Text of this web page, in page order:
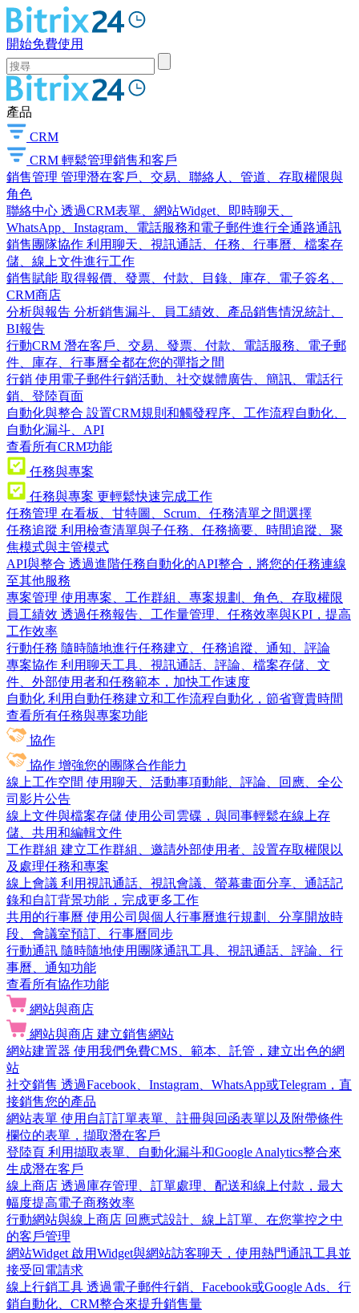
開始免費使用
產品
CRM
CRM 輕鬆管理銷售和客戶
銷售管理 管理潛在客戶、交易、聯絡人、管道、存取權限與
角色
聯絡中心 透過CRM表單、網站Widget、即時聊天、
WhatsApp、Instagram、電話服務和電子郵件進行全通路通訊
銷售團隊協作 利用聊天、視訊通話、任務、行事曆、檔案存
儲、線上文件進行工作
銷售賦能 取得報價、發票、付款、目錄、庫存、電子簽名、
CRM商店
分析與報告 分析銷售漏斗、員工績效、產品銷售情況統計、
BI報告
行動CRM 潛在客戶、交易、發票、付款、電話服務、電子郵
件、庫存、行事曆全都在您的彈指之間
行銷 使用電子郵件行銷活動、社交媒體廣告、簡訊、電話行
銷、登陸頁面
自動化與整合 設置CRM規則和觸發程序、工作流程自動化、
自動化漏斗、API
查看所有CRM功能
任務與專案
任務與專案 更輕鬆快速完成工作
任務管理 在看板、甘特圖、Scrum、任務清單之間選擇
任務追蹤 利用檢查清單與子任務、任務摘要、時間追蹤、聚
焦模式與主管模式
API與整合 透過進階任務自動化的API整合，將您的任務連線
至其他服務
專案管理 使用專案、工作群組、專案規劃、角色、存取權限
員工績效 透過任務報告、工作量管理、任務效率與KPI，提高
工作效率
行動任務 隨時隨地進行任務建立、任務追蹤、通知、評論
專案協作 利用聊天工具、視訊通話、評論、檔案存儲、文
件、外部使用者和任務範本，加快工作速度
自動化 利用自動任務建立和工作流程自動化，節省寶貴時間
查看所有任務與專案功能
協作
協作 增強您的團隊合作能力
線上工作空間 使用聊天、活動事項動能、評論、回應、全公
司影片公告
線上文件與檔案存儲 使用公司雲碟，與同事輕鬆在線上存
儲、共用和編輯文件
工作群組 建立工作群組、邀請外部使用者、設置存取權限以
及處理任務和專案
線上會議 利用視訊通話、視訊會議、螢幕畫面分享、通話記
錄和自訂背景功能，完成更多工作
共用的行事曆 使用公司與個人行事曆進行規劃、分享開放時
段、會議室預訂、行事曆同步
行動通訊 隨時隨地使用團隊通訊工具、視訊通話、評論、行
事曆、通知功能
查看所有協作功能
網站與商店
網站與商店 建立銷售網站
網站建置器 使用我們免費CMS、範本、託管，建立出色的網
站
社交銷售 透過Facebook、Instagram、WhatsApp或Telegram，直
接銷售您的產品
網站表單 使用自訂訂單表單、註冊與回函表單以及附帶條件
欄位的表單，擷取潛在客戶
登陸頁 利用擷取表單、自動化漏斗和Google Analytics整合來
生成潛在客戶
線上商店 透過庫存管理、訂單處理、配送和線上付款，最大
幅度提高電子商務效率
行動網站與線上商店 回應式設計、線上訂單、在您掌控之中
的客戶管理
網站Widget 啟用Widget與網站訪客聊天，使用熱門通訊工具並
接受回電請求
線上行銷工具 透過電子郵件行銷、Facebook或Google Ads、行
銷自動化、CRM整合來提升銷售量